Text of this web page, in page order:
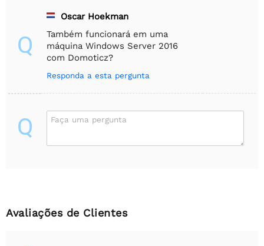
Q
Oscar Hoekman
Também funcionará em uma
máquina Windows Server 2016
com Domoticz?
Responda a esta pergunta
Q Faça uma pergunta
Avaliações de Clientes